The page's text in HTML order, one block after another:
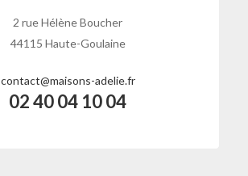
2 rue Hélène Boucher
44115 Haute-Goulaine
contact@maisons-adelie.fr
02 40 04 10 04